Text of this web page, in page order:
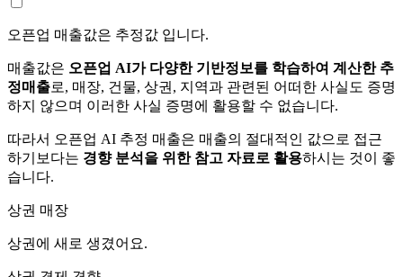
오픈업 매출값은 추정값 입니다.
매출값은 오픈업 AI가 다양한 기반정보를 학습하여 계산한 추
정매출로, 매장, 건물, 상권, 지역과 관련된 어떠한 사실도 증명
하지 않으며 이러한 사실 증명에 활용할 수 없습니다.
따라서 오픈업 AI 추정 매출은 매출의 절대적인 값으로 접근
하기보다는 경향 분석을 위한 참고 자료로 활용하시는 것이 좋
습니다.
상권 매장
상권에 새로 생겼어요.